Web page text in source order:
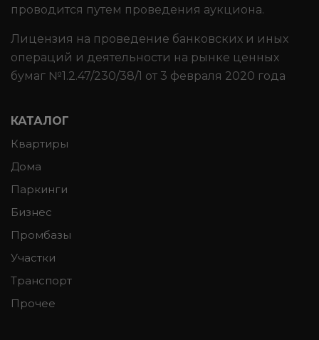
проводится путем проведения аукциона.
Лицензия на проведение банковских и иных
операций и деятельности на рынке ценных
бумаг №1.2.47/230/38/1 от 3 февраля 2020 года
КАТАЛОГ
Квартиры
Дома
Паркинги
Бизнес
Промбазы
Участки
Транспорт
Прочее